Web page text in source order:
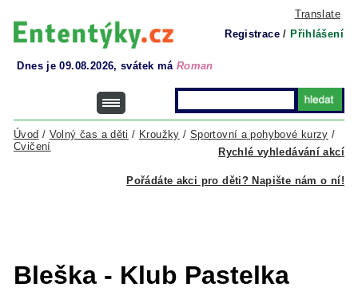
Translate
Registrace / Přihlášení
Dnes je 09.08.2026, svátek má Roman
Rychlé vyhledávání akcí
Úvod / Volný čas a děti / Kroužky / Sportovní a pohybové kurzy /
Cvičení
Pořádáte akci pro děti? Napište nám o ní!
Bleška - Klub Pastelka